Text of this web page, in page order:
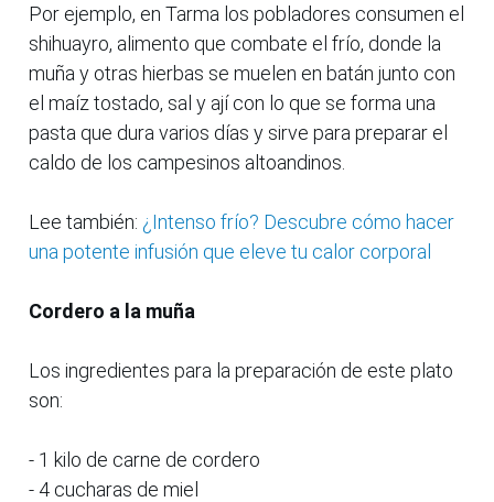
Por ejemplo, en Tarma los pobladores consumen el
shihuayro, alimento que combate el frío, donde la
muña y otras hierbas se muelen en batán junto con
el maíz tostado, sal y ají con lo que se forma una
pasta que dura varios días y sirve para preparar el
caldo de los campesinos altoandinos.
Lee también: ¿Intenso frío? Descubre cómo hacer
una potente infusión que eleve tu calor corporal
Cordero a la muña
Los ingredientes para la preparación de este plato
son:
- 1 kilo de carne de cordero
- 4 cucharas de miel